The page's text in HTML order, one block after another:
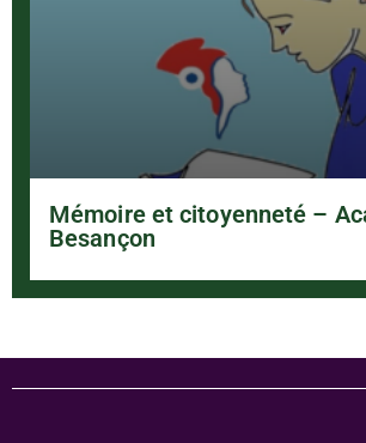
Mémoire et citoyenneté –
Besançon